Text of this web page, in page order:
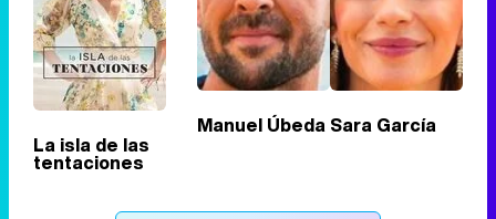
Tráiler en catalán de 'Ravalear', la nueva serie de HBO Max sobre los fondos buitre
La isla de las
tentaciones
Manuel Úbeda Sara García